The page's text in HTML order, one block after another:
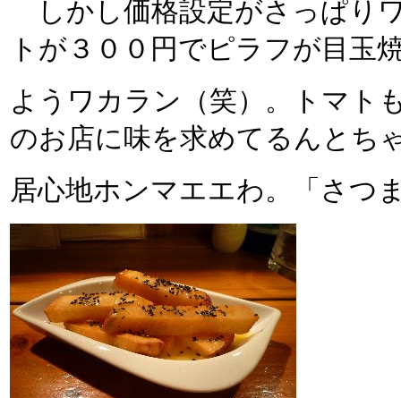
しかし価格設定がさっぱり
トが３００円でピラフが目玉
ようワカラン（笑）。トマト
のお店に味を求めてるんとち
居心地ホンマエエわ。「さつ